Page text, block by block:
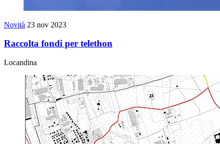
Novità 23 nov 2023
Raccolta fondi per telethon
Locandina